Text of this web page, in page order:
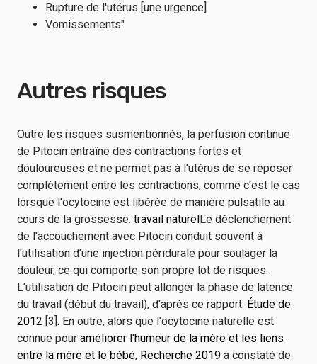
Rupture de l'utérus [une urgence]
Vomissements"
Autres risques
Outre les risques susmentionnés, la perfusion continue
de Pitocin entraîne des contractions fortes et
douloureuses et ne permet pas à l'utérus de se reposer
complètement entre les contractions, comme c'est le cas
lorsque l'ocytocine est libérée de manière pulsatile au
cours de la grossesse. travail naturelLe déclenchement
de l'accouchement avec Pitocin conduit souvent à
l'utilisation d'une injection péridurale pour soulager la
douleur, ce qui comporte son propre lot de risques.
L'utilisation de Pitocin peut allonger la phase de latence
du travail (début du travail), d'après ce rapport. Étude de
2012 [3]. En outre, alors que l'ocytocine naturelle est
connue pour améliorer l'humeur de la mère et les liens
entre la mère et le bébé, Recherche 2019 a constaté de